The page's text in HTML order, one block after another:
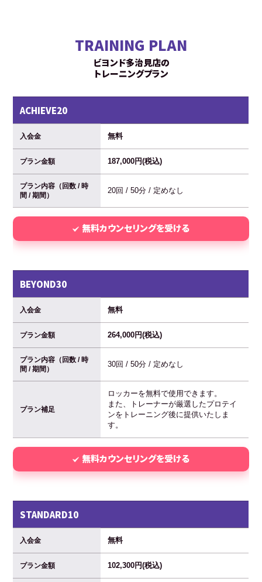
TRAINING PLAN
ビヨンド多治見店の
トレーニングプラン
ACHIEVE20
入会金 無料
プラン金額 187,000円(税込)
プラン内容（回数 / 時
間 / 期間）
20回 / 50分 / 定めなし
無料カウンセリングを受ける
BEYOND30
入会金 無料
プラン金額 264,000円(税込)
プラン内容（回数 / 時
間 / 期間）
30回 / 50分 / 定めなし
プラン補足
ロッカーを無料で使用できます。
また、トレーナーが厳選したプロテイ
ンをトレーニング後に提供いたしま
す。
無料カウンセリングを受ける
STANDARD10
入会金 無料
プラン金額 102,300円(税込)